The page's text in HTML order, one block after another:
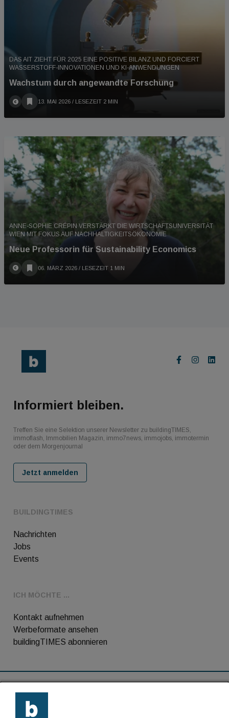
DAS AIT ZIEHT FÜR 2025 EINE POSITIVE BILANZ UND FORCIERT
WASSERSTOFF-INNOVATIONEN UND KI-ANWENDUNGEN
Wachstum durch angewandte Forschung
13. MAI 2026 / LESEZEIT 2 MIN
ANNE-SOPHIE CRÉPIN VERSTÄRKT DIE WIRTSCHAFTSUNIVERSITÄT
WIEN MIT FOKUS AUF NACHHALTIGKEITSÖKONOMIE
Neue Professorin für Sustainability Economics
06. MÄRZ 2026 / LESEZEIT 1 MIN
BUILDINGTIMES
Nachrichten
Jobs
Events
ICH MÖCHTE ...
Kontakt aufnehmen
Werbeformate ansehen
buildingTIMES abonnieren
Informiert bleiben.
Treffen Sie eine Selektion unserer Newsletter zu buildingTIMES,
immoflash, Immobilien Magazin, immo7news, immojobs, immotermin
oder dem Morgenjournal
Jetzt anmelden
Kontakt